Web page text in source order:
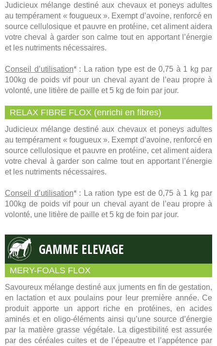
Judicieux mélange destiné aux chevaux et poneys adultes
au tempérament « fougueux ». Exempt d’avoine, renforcé en
source cellulosique et pauvre en protéine, cet aliment aidera
votre cheval à garder son calme tout en apportant l’énergie
et les nutriments nécessaires.
Conseil d’utilisation* : La ration type est de 0,75 à 1 kg par
100kg de poids vif pour un cheval ayant de l’eau propre à
volonté, une litière de paille et 5 kg de foin par jour.
RELAX FIBRE FLOX (enrichi en fibres)
Judicieux mélange destiné aux chevaux et poneys adultes
au tempérament « fougueux ». Exempt d’avoine, renforcé en
source cellulosique et pauvre en protéine, cet aliment aidera
votre cheval à garder son calme tout en apportant l’énergie
et les nutriments nécessaires.
Conseil d’utilisation* : La ration type est de 0,75 à 1 kg par
100kg de poids vif pour un cheval ayant de l’eau propre à
volonté, une litière de paille et 5 kg de foin par jour.
GAMME ELEVAGE
MERY-FOALS FLOX
Savoureux mélange destiné aux juments en fin de gestation,
en lactation et aux poulains pour leur première année. Ce
produit apporte un apport riche en protéines, en acides
aminés et en oligo-éléments ainsi qu’une source d’énergie
par la matière grasse végétale. La digestibilité est assurée
par des céréales cuites et de l’épeautre et l’appétence par